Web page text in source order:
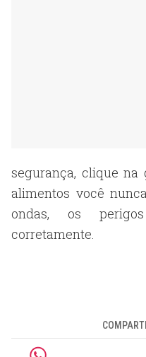
segurança, clique na
alimentos você
ondas, os
corretamente.